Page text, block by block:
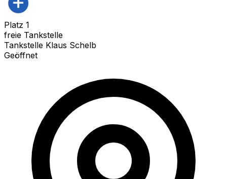
Platz 1
freie Tankstelle
Tankstelle Klaus Schelb
Geöffnet